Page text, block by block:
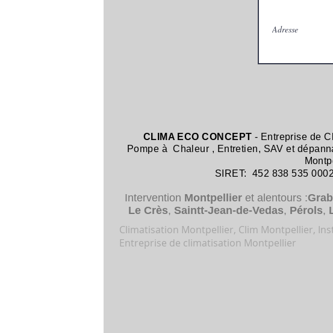
CLIMA ECO CONCEPT - Entreprise de
Pompe à Chaleur , Entretien, SAV et
SIRET: 452 838 535
Intervention Montpellieret alentours :
Le Crès, Saintt-Jean-de-Vedas, Pérols,
Climatisation Montpellier, Clim Montpellier,
Entreprise de climatisation Montpellier